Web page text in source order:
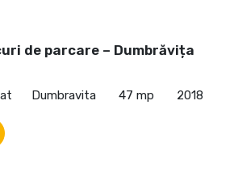
de parcare – Dumbrăvița
Dumbravita 47 mp 2018